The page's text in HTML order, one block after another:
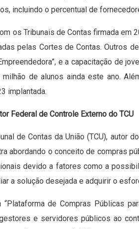
incluindo o percentual de
os Tribunais de Contas firmada
pelas Cortes de Contas. Outros
e a capacitação de
milhão de alunos ainda este ano.
implantada.
Federal de Controle Externo do TCU
de Contas da União (TCU), autor
abordando o conceito de compras
devido a fatores como a
a solução desejada e adquirir o
“Plataforma de Compras Públicas
e servidores públicos ao